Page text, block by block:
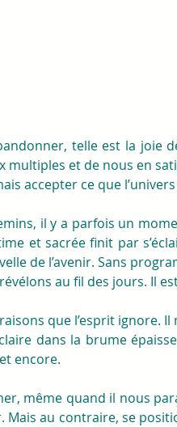
telle est la joie
multiples et de nous en
accepter ce que
il y a parfois un
et sacrée finit par
de l’avenir. Sans
au fil des jours. Il
que l’esprit ignore.
dans la brume
encore.
même quand il nous
Mais au contraire, se